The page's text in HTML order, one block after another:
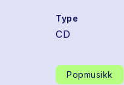
Type
CD
Popmusikk